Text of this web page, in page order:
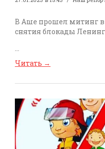
В Аше прошел митинг
снятия блокады
...
Читать →